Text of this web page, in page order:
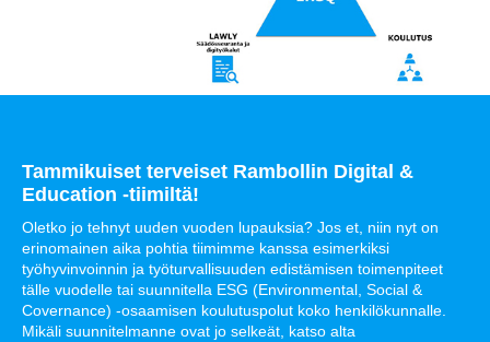
Tammikuiset terveiset Rambollin Digital &
Education -tiimiltä!
Oletko jo tehnyt uuden vuoden lupauksia? Jos et, niin nyt on
erinomainen aika pohtia tiimimme kanssa esimerkiksi
työhyvinvoinnin ja työturvallisuuden edistämisen toimenpiteet
tälle vuodelle tai suunnitella ESG (Environmental, Social &
Covernance) -osaamisen koulutuspolut koko henkilökunnalle.
Mikäli suunnitelmanne ovat jo selkeät, katso alta